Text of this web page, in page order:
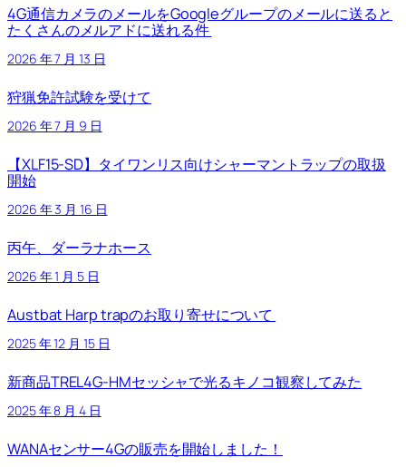
4G通信カメラのメールをGoogleグループのメールに送ると
たくさんのメルアドに送れる件
2026 年 7 月 13 日
狩猟免許試験を受けて
2026 年 7 月 9 日
【XLF15-SD】タイワンリス向けシャーマントラップの取扱
開始
2026 年 3 月 16 日
丙午、ダーラナホース
2026 年 1 月 5 日
Austbat Harp trapのお取り寄せについて
2025 年 12 月 15 日
新商品TREL4G-HMセッシャで光るキノコ観察してみた
2025 年 8 月 4 日
WANAセンサー4Gの販売を開始しました！